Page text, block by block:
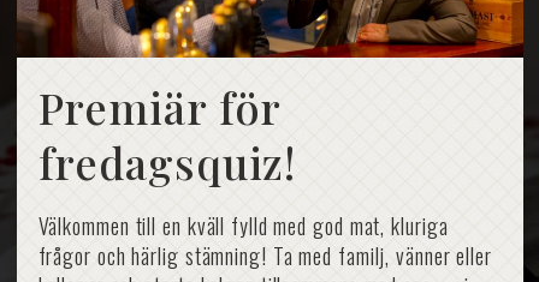
Premiär för
fredagsquiz!
Välkommen till en kväll fylld med god mat, kluriga
frågor och härlig stämning! Ta med familj, vänner eller
Bröllopsboende